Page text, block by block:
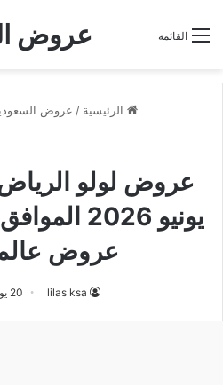
عروض القائمة
الرئيسية / عروض
عروض
lilas ksa 20 يونيو,2026